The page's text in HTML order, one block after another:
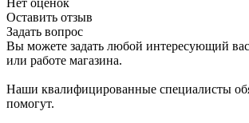
Нет оценок
Оставить отзыв
Задать вопрос
Вы можете задать любой интересующий
или работе магазина.
Наши квалифицированные специалисты
помогут.